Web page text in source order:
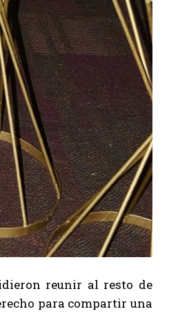
reunir al resto de
para compartir una